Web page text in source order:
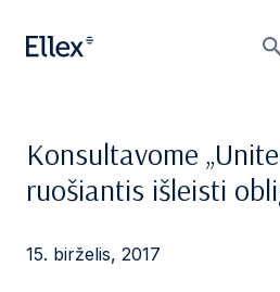
Konsultavome
ruošiantis išleisti
15. birželis, 2017